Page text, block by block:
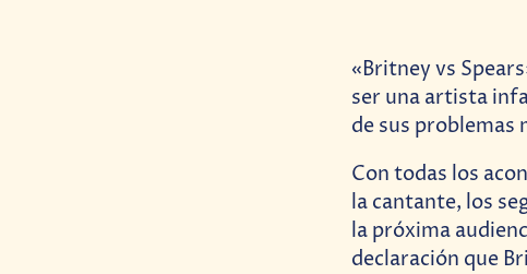
«Britney vs
ser una artista
de sus problemas
Con todas los
la cantante, los
la próxima
declaración que